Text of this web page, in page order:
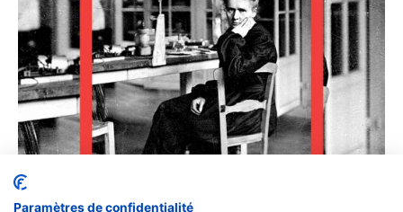
Paramètres de confidentialité